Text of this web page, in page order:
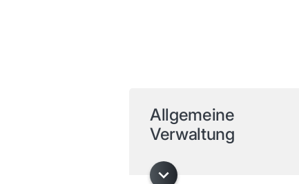
Allgemeine
Verwaltung